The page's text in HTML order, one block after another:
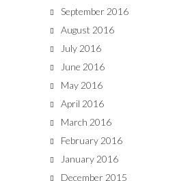
September 2016
August 2016
July 2016
June 2016
May 2016
April 2016
March 2016
February 2016
January 2016
December 2015